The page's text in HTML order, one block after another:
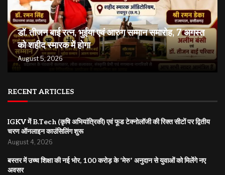
डॉ. तीजन बाई रत्न, भुईया एवं आरुग सम्मान समारोह, 7 अगस्त
को शहीद स्मारक में होगा
August 5, 2026
RECENT ARTICLES
IGKV में B.Tech (कृषि अभियांत्रिकी) एवं फूड टेक्नोलॉजी की रिक्त सीटों पर द्वितीय
चरण ऑनलाइन काउंसिलिंग शुरू
August 4, 2026
बस्तर में उच्च शिक्षा की नई भोर, 100 करोड़ के ‘मेरु’ अनुदान से युवाओं को मिलेंगे नए
अवसर